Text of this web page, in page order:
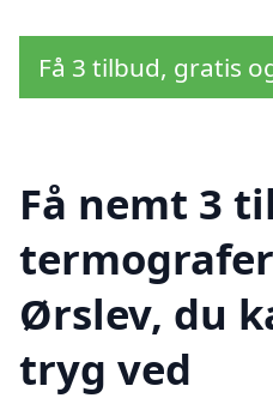
Få 3 tilbud, gratis
Få nemt 3
Ørslev, du
tryg ved